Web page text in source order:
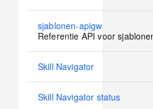
No
new
sjablonen-apigw
Referentie API voor
No
Skill Navigator
No
Skill Navigator status